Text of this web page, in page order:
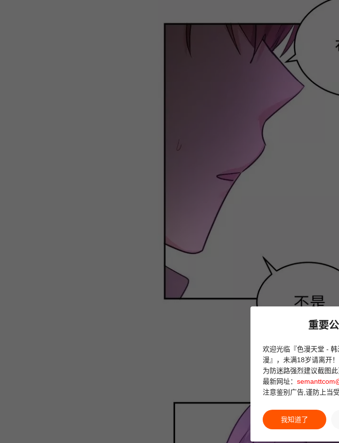
重要
欢迎光临『色漫天堂 -
漫』，未满18岁请离开！
为防迷路强烈建议截图
最新网址：
注意鉴别广告,谨防上当受
我知道了